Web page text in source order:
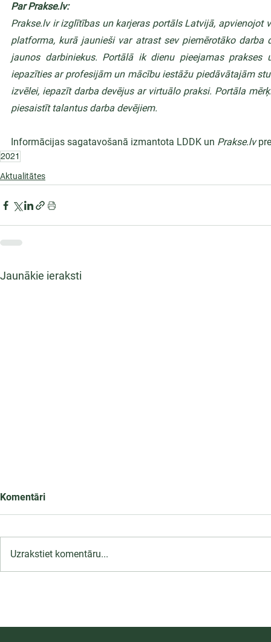
Par Prakse.lv:
Prakse.lv ir izglītības un karjeras portāls Latvijā,
platforma, kurā jaunieši var atrast sev piemērotāko
jaunos darbiniekus. Portālā ik dienu pieejamas
iepazīties ar profesijām un mācību iestāžu piedāvātajām
izvēlei, iepazīt darba devējus ar virtuālo praksi. Portāla
piesaistīt talantus darba devējiem.
Informācijas sagatavošanā izmantota LDDK un Prakse.lv
2021
Aktualitātes
Jaunākie ieraksti
Komentāri
Uzrakstiet komentāru...